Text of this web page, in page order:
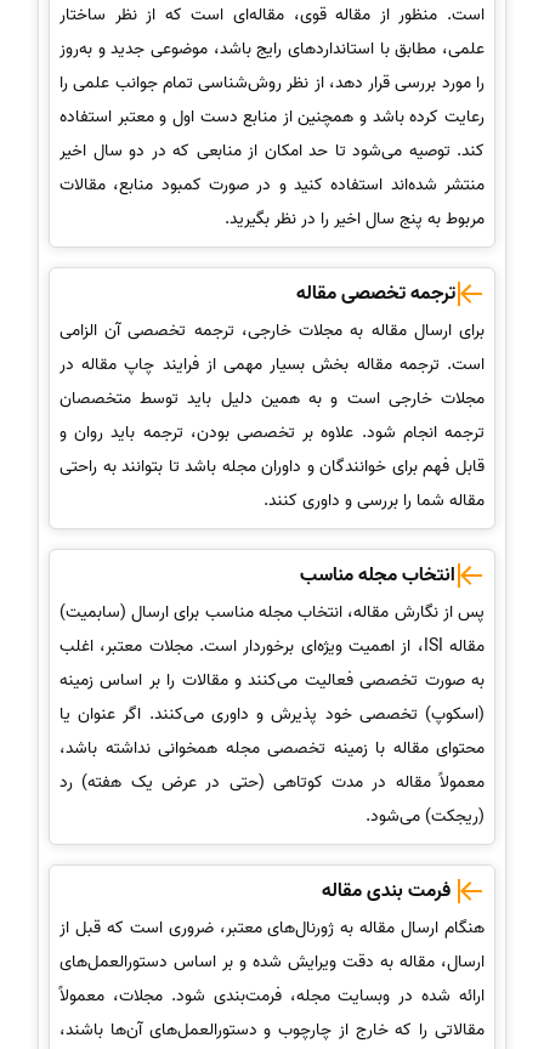
است. منظور از مقاله قوی، مقاله‌ای است که از نظر ساختار
علمی، مطابق با استانداردهای رایج باشد، موضوعی جدید و به‌روز
را مورد بررسی قرار دهد، از نظر روش‌شناسی تمام جوانب علمی را
رعایت کرده باشد و همچنین از منابع دست اول و معتبر استفاده
کند. توصیه می‌شود تا حد امکان از منابعی که در دو سال اخیر
منتشر شده‌اند استفاده کنید و در صورت کمبود منابع، مقالات
مربوط به پنج سال اخیر را در نظر بگیرید.
ترجمه تخصصی مقاله
برای ارسال مقاله به مجلات خارجی، ترجمه تخصصی آن الزامی
است. ترجمه مقاله بخش بسیار مهمی از فرایند چاپ مقاله در
مجلات خارجی است و به همین دلیل باید توسط متخصصان
ترجمه انجام شود. علاوه بر تخصصی بودن، ترجمه باید روان و
قابل فهم برای خوانندگان و داوران مجله باشد تا بتوانند به راحتی
مقاله شما را بررسی و داوری کنند.
انتخاب مجله مناسب
پس از نگارش مقاله، انتخاب مجله مناسب برای ارسال (سابمیت)
مقاله ISI، از اهمیت ویژه‌ای برخوردار است. مجلات معتبر، اغلب
به صورت تخصصی فعالیت می‌کنند و مقالات را بر اساس زمینه
(اسکوپ) تخصصی خود پذیرش و داوری می‌کنند. اگر عنوان یا
محتوای مقاله با زمینه تخصصی مجله همخوانی نداشته باشد،
معمولاً مقاله در مدت کوتاهی (حتی در عرض یک هفته) رد
(ریجکت) می‌شود.
فرمت بندی مقاله
هنگام ارسال مقاله به ژورنال‌های معتبر، ضروری است که قبل از
ارسال، مقاله به دقت ویرایش شده و بر اساس دستورالعمل‌های
ارائه شده در وبسایت مجله، فرمت‌بندی شود. مجلات، معمولاً
مقالاتی را که خارج از چارچوب و دستورالعمل‌های آن‌ها باشند،